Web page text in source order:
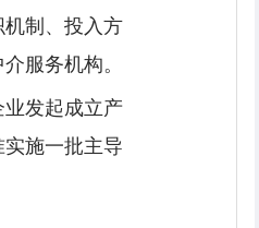
制、投入方
服务机构。
发起成立产
施一批主导